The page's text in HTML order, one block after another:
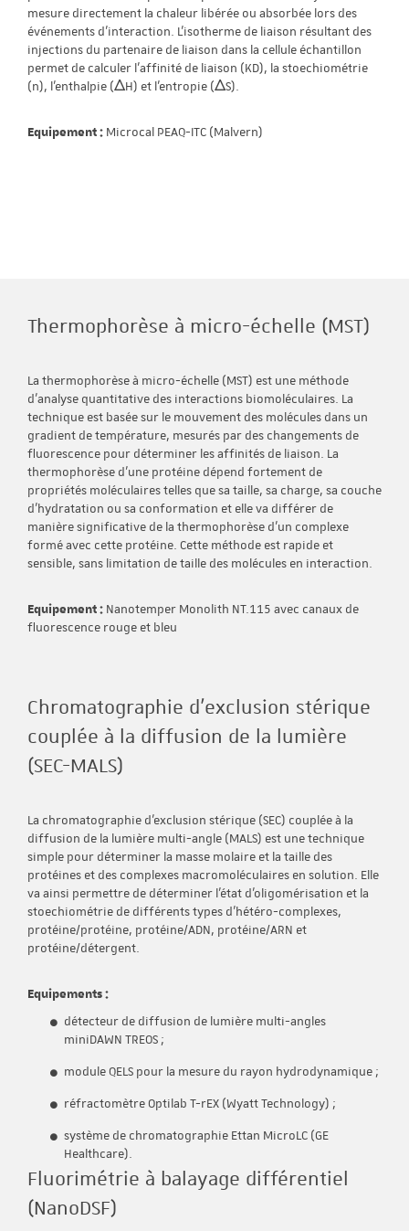
mesure directement la chaleur libérée ou absorbée lors des
événements d’interaction. L'isotherme de liaison résultant des
injections du partenaire de liaison dans la cellule échantillon
permet de calculer l'affinité de liaison (KD), la stoechiométrie
(n), l'enthalpie (ΔH) et l'entropie (ΔS).
Equipement : Microcal PEAQ-ITC (Malvern)
Thermophorèse à micro-échelle (MST)
La thermophorèse à micro-échelle (MST) est une méthode
d'analyse quantitative des interactions biomoléculaires. La
technique est basée sur le mouvement des molécules dans un
gradient de température, mesurés par des changements de
fluorescence pour déterminer les affinités de liaison. La
thermophorèse d'une protéine dépend fortement de
propriétés moléculaires telles que sa taille, sa charge, sa couche
d'hydratation ou sa conformation et elle va différer de
manière significative de la thermophorèse d'un complexe
formé avec cette protéine. Cette méthode est rapide et
sensible, sans limitation de taille des molécules en interaction.
Equipement : Nanotemper Monolith NT.115 avec canaux de
fluorescence rouge et bleu
Chromatographie d'exclusion stérique
couplée à la diffusion de la lumière
(SEC-MALS)
La chromatographie d'exclusion stérique (SEC) couplée à la
diffusion de la lumière multi-angle (MALS) est une technique
simple pour déterminer la masse molaire et la taille des
protéines et des complexes macromoléculaires en solution. Elle
va ainsi permettre de déterminer l’état d’oligomérisation et la
stoechiométrie de différents types d’hétéro-complexes,
protéine/protéine, protéine/ADN, protéine/ARN et
protéine/détergent.
Equipements :
détecteur de diffusion de lumière multi-angles
miniDAWN TREOS ;
module QELS pour la mesure du rayon hydrodynamique ;
réfractomètre Optilab T-rEX (Wyatt Technology) ;
système de chromatographie Ettan MicroLC (GE
Healthcare).
Fluorimétrie à balayage différentiel
(NanoDSF)